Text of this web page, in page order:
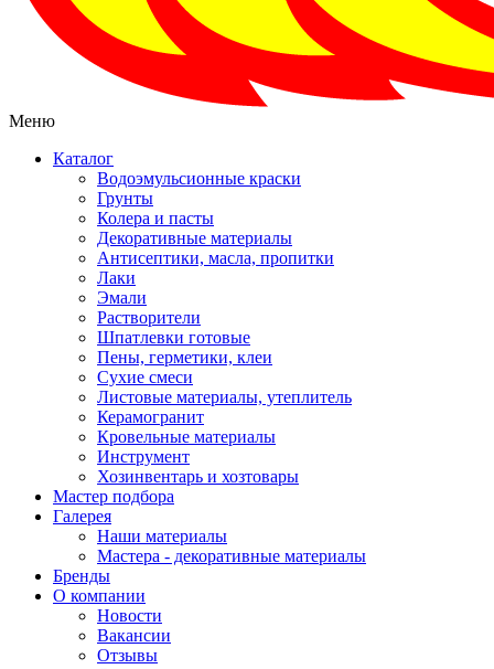
Меню
Каталог
Водоэмульсионные краски
Грунты
Колера и пасты
Декоративные материалы
Антисептики, масла, пропитки
Лаки
Эмали
Растворители
Шпатлевки готовые
Пены, герметики, клеи
Сухие смеси
Листовые материалы, утеплитель
Керамогранит
Кровельные материалы
Инструмент
Хозинвентарь и хозтовары
Мастер подбора
Галерея
Наши материалы
Мастера - декоративные материалы
Бренды
О компании
Новости
Вакансии
Отзывы